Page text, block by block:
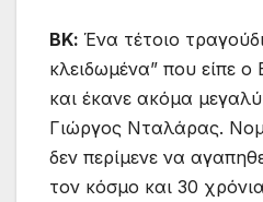
ΒΚ: Ένα τέτοιο
κλειδωμένα” που είπε
και έκανε ακόμα
Γιώργος Νταλάρας.
δεν περίμενε να
τον κόσμο και 30